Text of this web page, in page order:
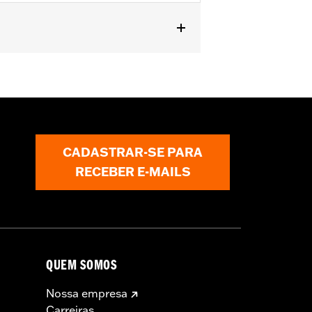
CADASTRAR-SE PARA
RECEBER E-MAILS
QUEM SOMOS
Nossa empresa